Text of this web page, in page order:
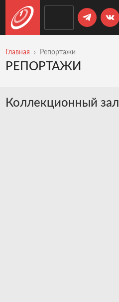
Главная Репортажи
РЕПОРТАЖИ
Коллекционный зал